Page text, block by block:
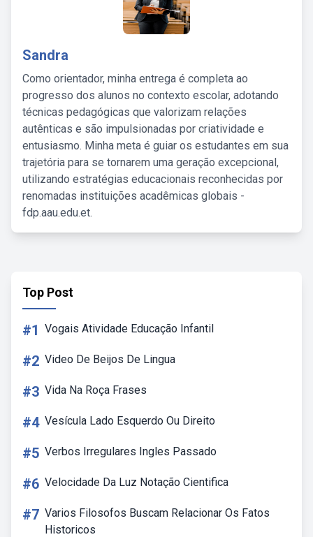
Sandra
Como orientador, minha entrega é completa ao
progresso dos alunos no contexto escolar, adotando
técnicas pedagógicas que valorizam relações
autênticas e são impulsionadas por criatividade e
entusiasmo. Minha meta é guiar os estudantes em sua
trajetória para se tornarem uma geração excepcional,
utilizando estratégias educacionais reconhecidas por
renomadas instituições acadêmicas globais -
fdp.aau.edu.et.
Top Post
#1 Vogais Atividade Educação Infantil
#2 Video De Beijos De Lingua
#3 Vida Na Roça Frases
#4 Vesícula Lado Esquerdo Ou Direito
#5 Verbos Irregulares Ingles Passado
#6 Velocidade Da Luz Notação Cientifica
#7 Varios Filosofos Buscam Relacionar Os Fatos
Historicos